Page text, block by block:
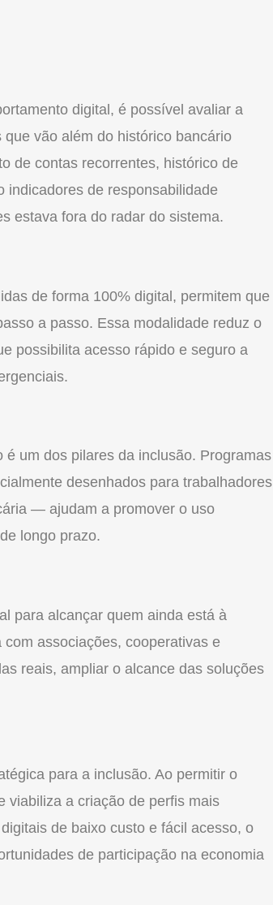
digital, é possível avaliar a
vão além do histórico bancário
de contas recorrentes, histórico de
indicadores de responsabilidade
estava fora do radar do sistema.
de forma 100% digital, permitem que
a passo. Essa modalidade reduz o
possibilita acesso rápido e seguro a
um dos pilares da inclusão. Programas
desenhados para trabalhadores
— ajudam a promover o uso
longo prazo.
para alcançar quem ainda está à
associações, cooperativas e
reais, ampliar o alcance das soluções
para a inclusão. Ao permitir o
viabiliza a criação de perfis mais
de baixo custo e fácil acesso, o
de participação na economia